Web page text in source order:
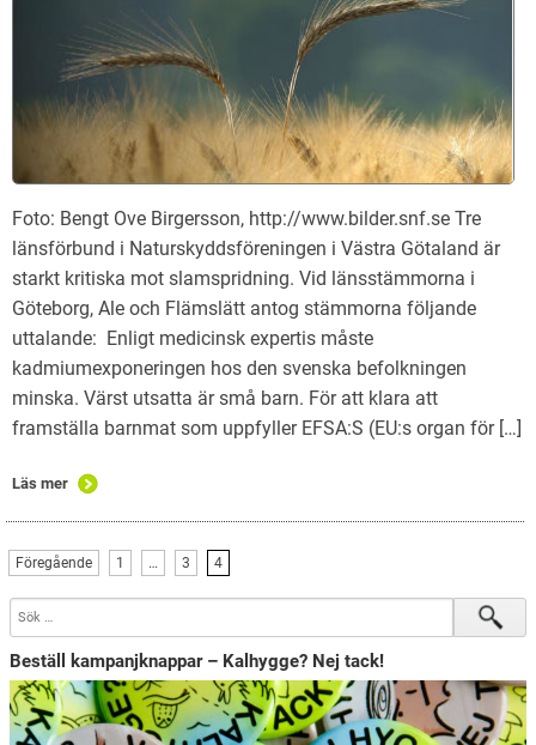
Foto: Bengt Ove Birgersson, http://www.bilder.snf.se Tre
länsförbund i Naturskyddsföreningen i Västra Götaland är
starkt kritiska mot slamspridning. Vid länsstämmorna i
Göteborg, Ale och Flämslätt antog stämmorna följande
uttalande: Enligt medicinsk expertis måste
kadmiumexponeringen hos den svenska befolkningen
minska. Värst utsatta är små barn. För att klara att
framställa barnmat som uppfyller EFSA:S (EU:s organ för […]
Läs mer
Föregående 1 … 3 4
Beställ kampanjknappar – Kalhygge? Nej tack!